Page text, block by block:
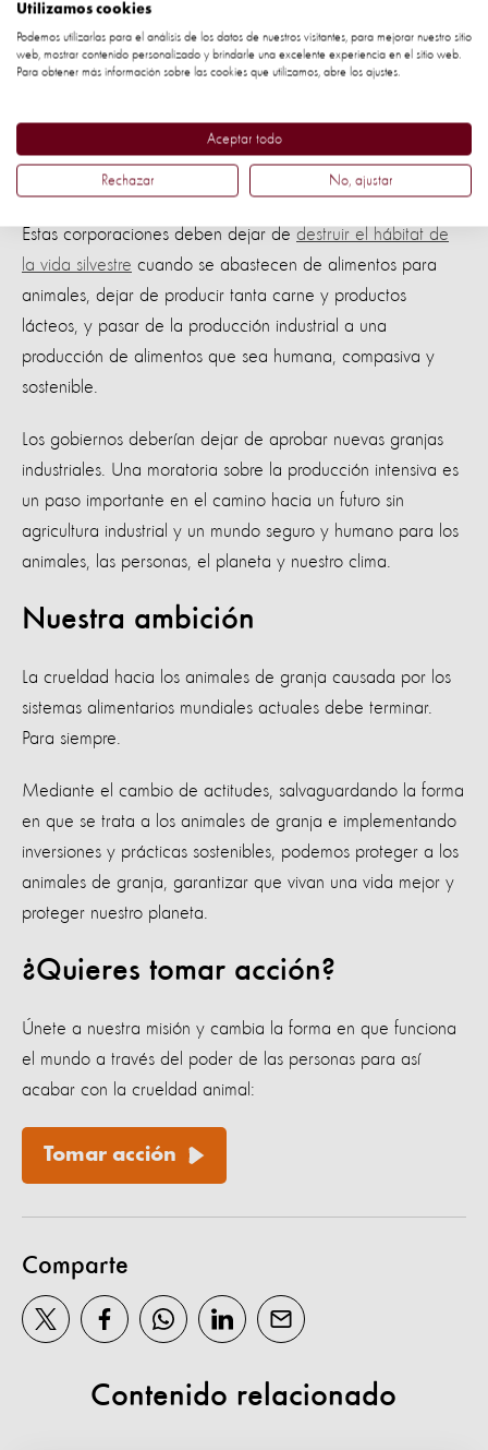
crueldad
Ahora que el impacto climático de las mayores empresas
desarrolladas, es hora de poner los focos sobre las grandes
corporaciones responsables de la expansión de la
producción intensiva y sus daños.
Estas corporaciones deben dejar de destruir el hábitat de
la vida silvestre cuando se abastecen de alimentos para
animales, dejar de producir tanta carne y productos
lácteos, y pasar de la producción industrial a una
producción de alimentos que sea humana, compasiva y
sostenible.
Los gobiernos deberían dejar de aprobar nuevas granjas
industriales. Una moratoria sobre la producción intensiva es
un paso importante en el camino hacia un futuro sin
agricultura industrial y un mundo seguro y humano para los
animales, las personas, el planeta y nuestro clima.
Nuestra ambición
La crueldad hacia los animales de granja causada por los
sistemas alimentarios mundiales actuales debe terminar.
Para siempre.
Mediante el cambio de actitudes, salvaguardando la forma
en que se trata a los animales de granja e implementando
inversiones y prácticas sostenibles, podemos proteger a los
animales de granja, garantizar que vivan una vida mejor y
proteger nuestro planeta.
¿Quieres tomar acción?
Únete a nuestra misión y cambia la forma en que funciona
el mundo a través del poder de las personas para así
acabar con la crueldad animal:
Tomar acción
Comparte
Contenido relacionado
Utilizamos cookies
Podemos utilizarlas para el análisis de los datos de nuestros visitantes, para mejorar nuestro sitio
web, mostrar contenido personalizado y brindarle una excelente experiencia en el sitio web.
Para obtener más información sobre las cookies que utilizamos, abre los ajustes.
Aceptar todo
Rechazar No, ajustar